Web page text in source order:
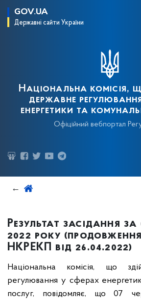
GOV.UA
Державні сайти України
Національна комісія,
державне
енергетики та
Офіційний вебпортал
Результат засідання за
2022 року
НКРЕКП від 26.04.2022)
Національна комісія, що
регулювання у сферах
послуг, повідомляє, що 07